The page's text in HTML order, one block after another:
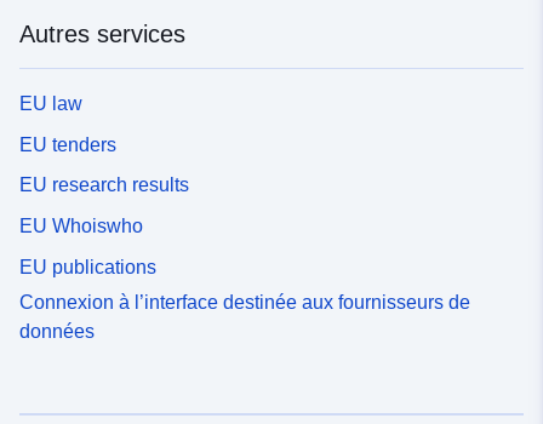
Autres services
EU law
EU tenders
EU research results
EU Whoiswho
EU publications
Connexion à l’interface destinée aux fournisseurs de
données